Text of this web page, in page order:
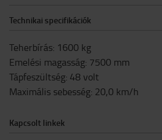
Technikai specifikációk
Teherbírás: 1600 kg
Emelési magasság: 7500 mm
Tápfeszültség: 48 volt
Maximális sebesség: 20,0 km/h
Kapcsolt linkek